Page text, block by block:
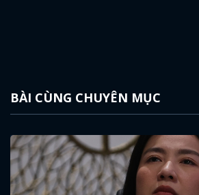
BÀI CÙNG CHUYÊN MỤC